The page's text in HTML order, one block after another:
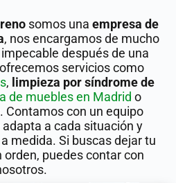
somos una empresa de
, nos encargamos de mucho
después de una
servicios como
, limpieza por síndrome de
de muebles en Madrid o
. Contamos con un equipo
a cada situación y
medida. Si buscas dejar tu
puedes contar con